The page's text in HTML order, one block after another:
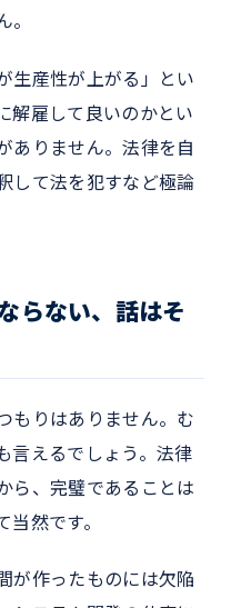
生産性が上がる」とい
解雇して良いのかとい
ありません。法律を自
して法を犯すなど極論
らない、話はそ
もりはありません。む
言えるでしょう。法律
ら、完璧であることは
然です。
が作ったものには欠陥